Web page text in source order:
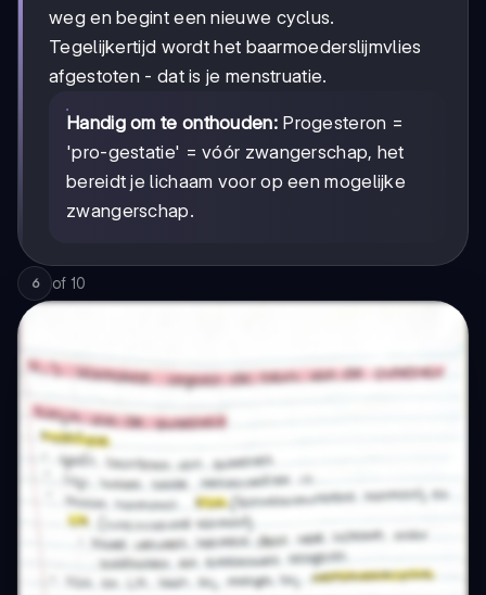
weg en begint een nieuwe cyclus.
Tegelijkertijd wordt het baarmoederslijmvlies
afgestoten - dat is je menstruatie.
Handig om te onthouden:Progesteron =
'pro-gestatie' = vóór zwangerschap, het
bereidt je lichaam voor op een mogelijke
zwangerschap.
6 of 10